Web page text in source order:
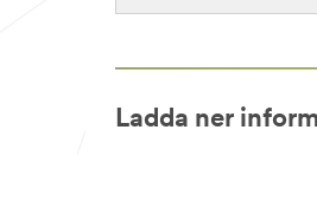
Ladda ner